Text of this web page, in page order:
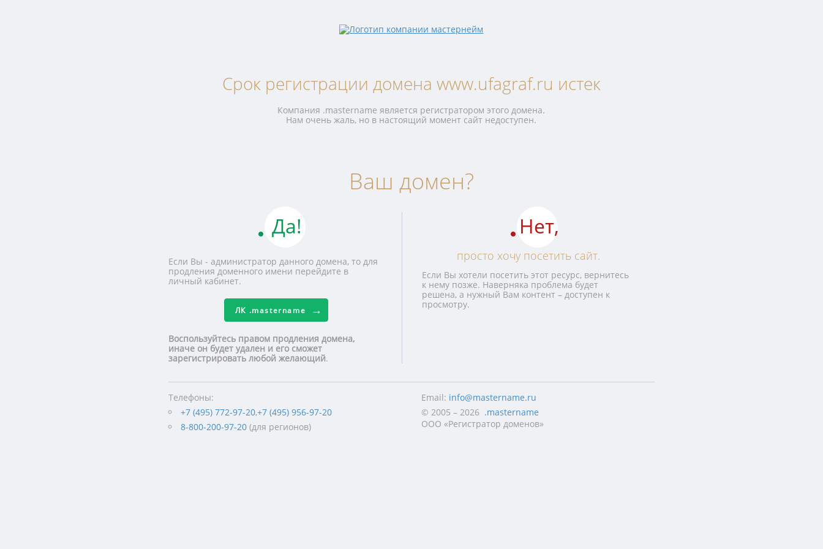
Срок регистрации домена www.ufagraf.ru истек
Компания .mastername является регистратором этого домена.
Нам очень жаль, но в настоящий момент сайт недоступен.
Ваш домен?
Да!
Если Вы - администратор данного домена, то для
продления доменного имени перейдите в
личный кабинет.
ЛК .mastername
Воспользуйтесь правом продления домена,
иначе он будет удален и его сможет
зарегистрировать любой желающий.
Нет,
просто хочу посетить сайт.
Если Вы хотели посетить этот ресурс, вернитесь
к нему позже. Наверняка проблема будет
решена, а нужный Вам контент – доступен к
просмотру.
Телефоны:
+7 (495) 772-97-20,+7 (495) 956-97-20
8-800-200-97-20 (для регионов)
Email: info@mastername.ru
© 2005 – 2026 .mastername
ООО «Регистратор доменов»